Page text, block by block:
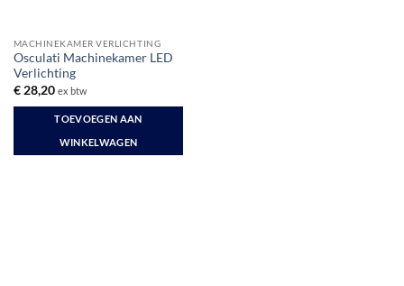
MACHINEKAMER VERLICHTING
Osculati Machinekamer LED
Verlichting
€28,20 ex btw
TOEVOEGEN AAN
WINKELWAGEN